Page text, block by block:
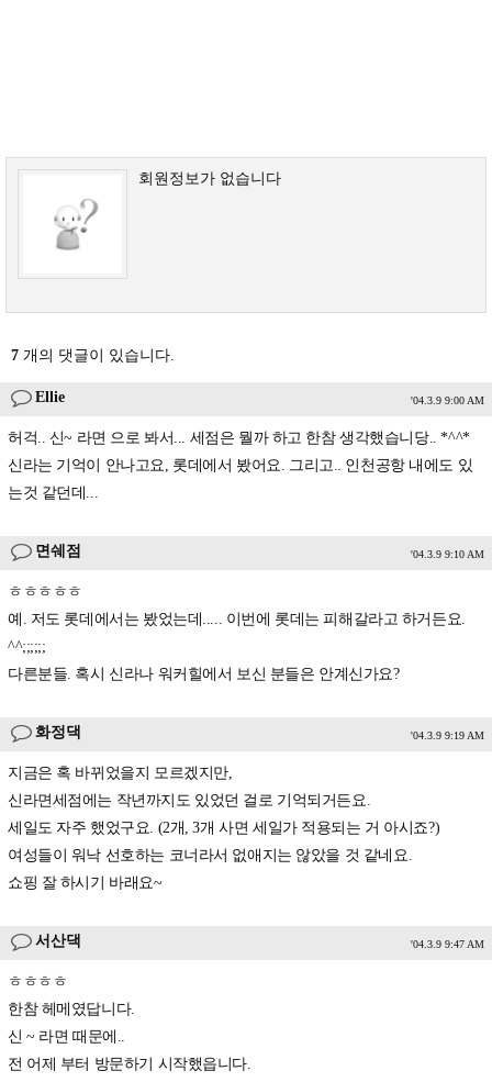
회원정보가 없습니다
7 개의 댓글이 있습니다.
Ellie '04.3.9 9:00 AM
허걱.. 신~ 라면 으로 봐서... 세점은 뭘까 하고 한참 생각했습니당.. *^^*
신라는 기억이 안나고요, 롯데에서 봤어요. 그리고.. 인천공항 내에도 있
는것 같던데...
면쉐점 '04.3.9 9:10 AM
ㅎㅎㅎㅎㅎ
예. 저도 롯데에서는 봤었는데..... 이번에 롯데는 피해갈라고 하거든요.
^^;;;;;;
다른분들. 혹시 신라나 워커힐에서 보신 분들은 안계신가요?
화정댁 '04.3.9 9:19 AM
지금은 혹 바뀌었을지 모르겠지만,
신라면세점에는 작년까지도 있었던 걸로 기억되거든요.
세일도 자주 했었구요. (2개, 3개 사면 세일가 적용되는 거 아시죠?)
여성들이 워낙 선호하는 코너라서 없애지는 않았을 것 같네요.
쇼핑 잘 하시기 바래요~
서산댁 '04.3.9 9:47 AM
ㅎㅎㅎㅎ
한참 헤메였답니다.
신 ~ 라면 때문에..
전 어제 부터 방문하기 시작했읍니다.